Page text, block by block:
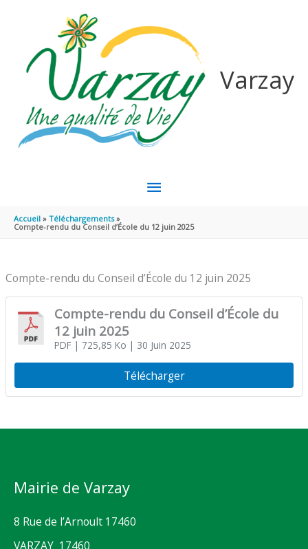
Varzay
MENU
PRINCIPAL
Accueil
Téléchargements
Compte-rendu du Conseil d’École du 12 juin 2025
Compte-rendu du Conseil d’École du 12 juin 2025
Compte-rendu du Conseil d’École du
12 juin 2025
PDF| 725,85 Ko | 30 Juin 2025
Télécharger
Mairie de Varzay
8 Rue de l’Arnoult 17460
VARZAY 17460